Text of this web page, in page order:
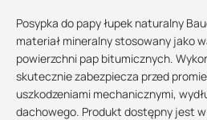
Posypka do papy łupek naturalny
materiał mineralny stosowany jako
powierzchni pap bitumicznych.
skutecznie zabezpiecza przed
uszkodzeniami mechanicznymi,
dachowego. Produkt dostępny jest